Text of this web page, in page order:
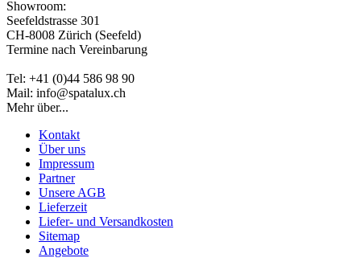
Showroom:
Seefeldstrasse 301
CH-8008 Zürich (Seefeld)
Termine nach Vereinbarung
Tel: +41 (0)44 586 98 90
Mail: info@spatalux.ch
Mehr über...
Kontakt
Über uns
Impressum
Partner
Unsere AGB
Lieferzeit
Liefer- und Versandkosten
Sitemap
Angebote